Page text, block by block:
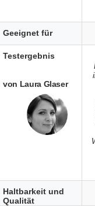
Geeignet für
Testergebnis
von Laura Glaser
Haltbarkeit und
Qualität